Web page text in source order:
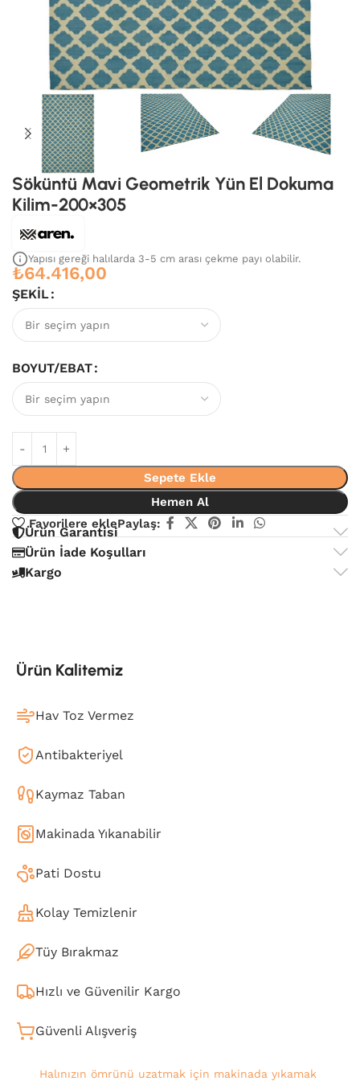
Söküntü Mavi Geometrik Yün El Dokuma
Kilim-200×305
Yapısı gereği halılarda 3-5 cm arası çekme payı olabilir.
₺64.416,00
ŞEKIL
BOYUT/EBAT
Sepete Ekle
Hemen Al
Favorilere eklePaylaş:
Ürün Garantisi
Ürün İade Koşulları
Kargo
Ürün Kalitemiz
Hav Toz Vermez
Antibakteriyel
Kaymaz Taban
Makinada Yıkanabilir
Pati Dostu
Kolay Temizlenir
Tüy Bırakmaz
Hızlı ve Güvenilir Kargo
Güvenli Alışveriş
Halınızın ömrünü uzatmak için makinada yıkamak